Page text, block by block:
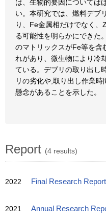
は、生物的要因については
い。本研究では、燃料デブ
り、Fe金属相だけでなく
る可能性を明らかにできた
のマトリックスがFe等を含
れがあり、微生物により冷
ている。デブリの取り出し
リの劣化や,取り出し作業
懸念があることを示した。
Report (4 results)
2022 Final Research Report
2021 Annual Research